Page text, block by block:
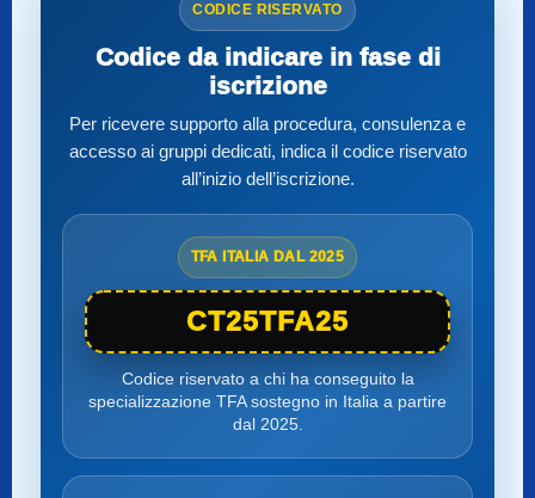
CODICE RISERVATO
Codice da indicare in fase di
iscrizione
Per ricevere supporto alla procedura, consulenza e
accesso ai gruppi dedicati, indica il codice riservato
all’inizio dell’iscrizione.
TFA ITALIA DAL 2025
CT25TFA25
Codice riservato a chi ha conseguito la
specializzazione TFA sostegno in Italia a partire
dal 2025.